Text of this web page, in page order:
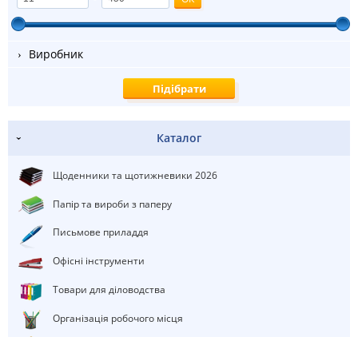
Виробник
Каталог
Щоденники та щотижневики 2026
Папір та вироби з паперу
Письмове приладдя
Офісні інструменти
Товари для діловодства
Організація робочого місця